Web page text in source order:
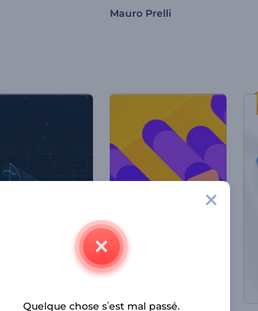
Mauro Prelli
Quelque chose s՛est mal passé.